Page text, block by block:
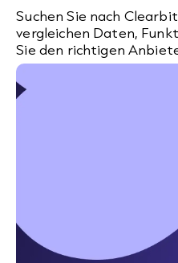
Suchen Sie nach
vergleichen Daten,
Sie den richtigen